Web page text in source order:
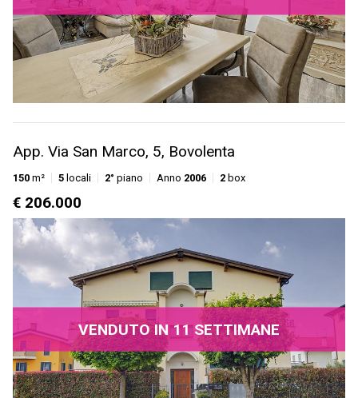
App. Via San Marco, 5, Bovolenta
150 m² 5 locali 2° piano Anno 2006 2 box
€ 206.000
VENDUTO IN 11 SETTIMANE